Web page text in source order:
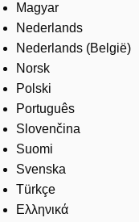
Magyar
Nederlands
Nederlands (België)
Norsk
Polski
Português
Slovenčina
Suomi
Svenska
Türkçe
Ελληνικά